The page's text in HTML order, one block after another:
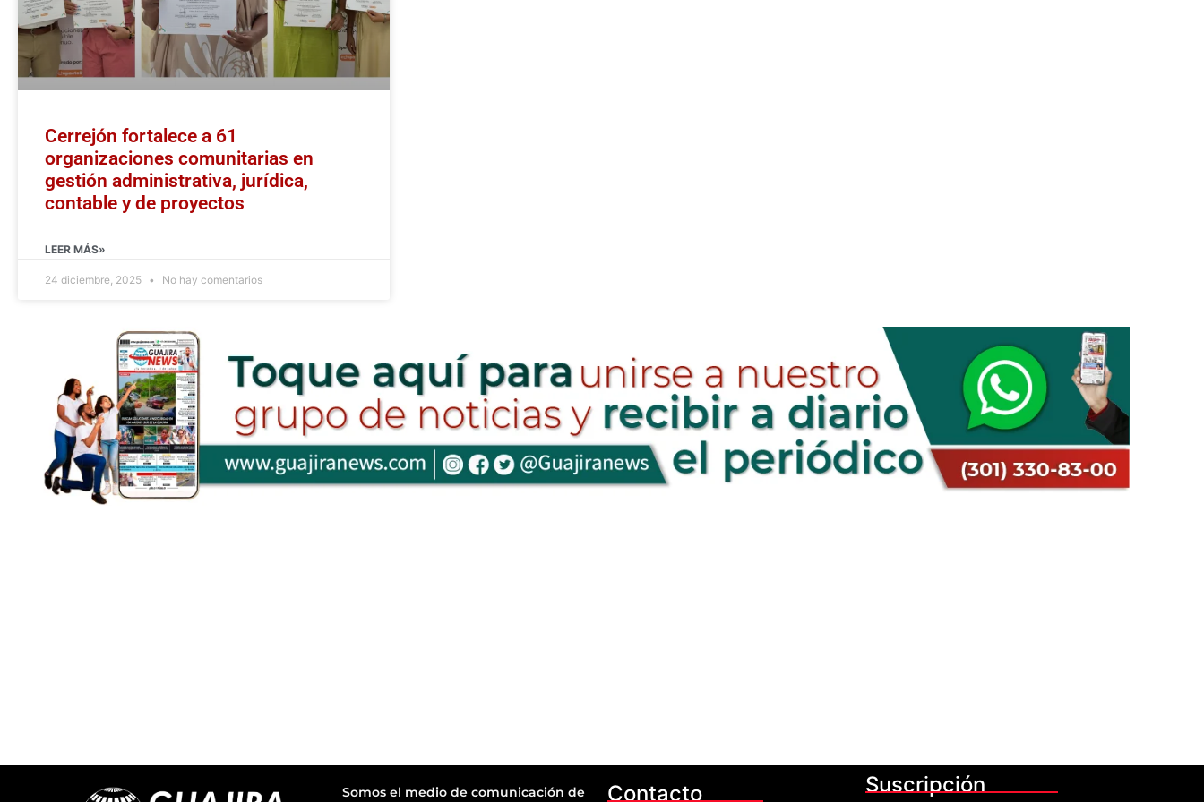
Cerrejón fortalece a 61
organizaciones comunitarias en
gestión administrativa, jurídica,
contable y de proyectos
LEER MÁS»
24 diciembre, 2025 No hay comentarios
Somos el medio de comunicación de Contacto Suscripción